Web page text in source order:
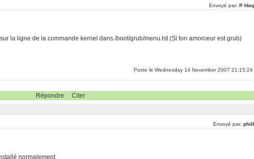
Envoyé par: P
la ligne de la commande kernel dans /boot/grub/menu.lst (Si ton amorceur est grub)
Poste le Wednesday 14 November 2007 21:15:24
Répondre Citer
Envoyé par:
normalement